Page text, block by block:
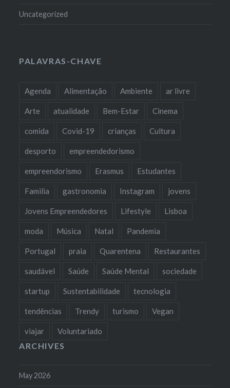
Uncategorized
PALAVRAS-CHAVE
Agenda Alimentação Ambiente ar livre
Arte atualidade Bem-Estar Cinema
comida Covid-19 crianças Cultura
desporto empreendedorismo
empreendorismo Erasmus Estudantes
Familia gastronomia Instagram jovens
Jovens Empreendedores Lifestyle Lisboa
moda Música Natal Pandemia
Portugal praia Quarentena Restaurantes
saudável Saúde Saúde Mental sociedade
startup Sustentabilidade tecnologia
tendências Trendy turismo Vegan
viajar Voluntariado
ARCHIVES
May 2026